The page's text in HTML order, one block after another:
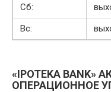
Сб:
Вс:
«IPOTEKA BANK»
ОПЕРАЦИОННОЕ